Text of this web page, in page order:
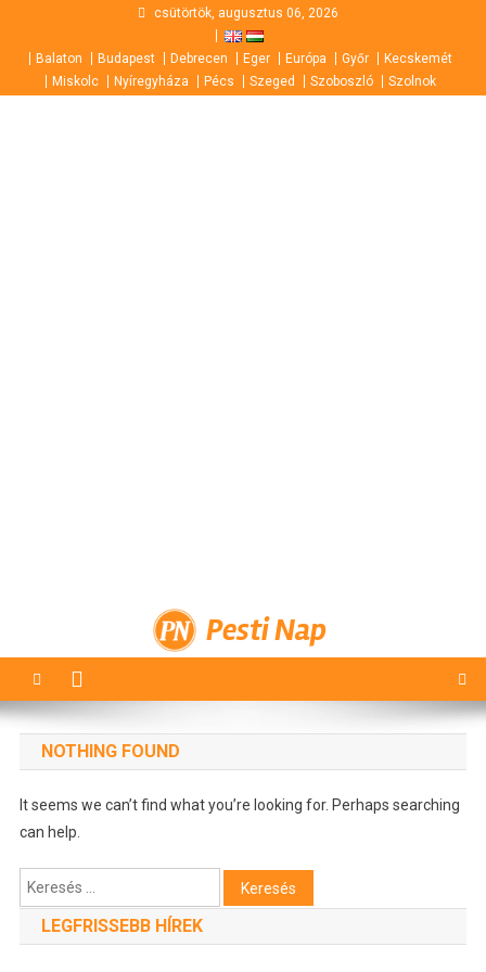
content
csütörtök, augusztus 06, 2026
Balaton Budapest Debrecen Eger Európa Győr
Kecskemét
Miskolc
Nyíregyháza Pécs Szeged Szoboszló Szolnok
Pesti Nap
NOTHING FOUND
It seems we can’t find what you’re looking for. Perhaps searching
can help.
Keresés:
LEGFRISSEBB HÍREK